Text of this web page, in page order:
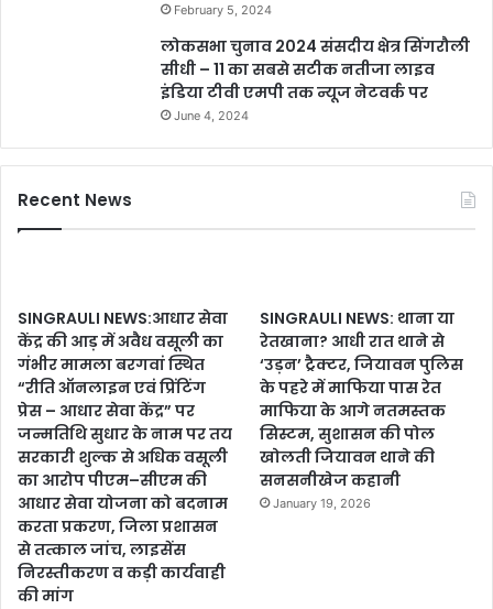
February 5, 2024
लोकसभा चुनाव 2024 संसदीय क्षेत्र सिंगरौली
सीधी – 11 का सबसे सटीक नतीजा लाइव
इंडिया टीवी एमपी तक न्यूज नेटवर्क पर
June 4, 2024
Recent News
SINGRAULI NEWS:आधार सेवा
केंद्र की आड़ में अवैध वसूली का
गंभीर मामला बरगवां स्थित
“रीति ऑनलाइन एवं प्रिंटिंग
प्रेस – आधार सेवा केंद्र” पर
जन्मतिथि सुधार के नाम पर तय
सरकारी शुल्क से अधिक वसूली
का आरोप पीएम–सीएम की
आधार सेवा योजना को बदनाम
करता प्रकरण, जिला प्रशासन
से तत्काल जांच, लाइसेंस
निरस्तीकरण व कड़ी कार्यवाही
की मांग
SINGRAULI NEWS: थाना या
रेतखाना? आधी रात थाने से
‘उड़न’ ट्रैक्टर, जियावन पुलिस
के पहरे में माफिया पास रेत
माफिया के आगे नतमस्तक
सिस्टम, सुशासन की पोल
खोलती जियावन थाने की
सनसनीखेज कहानी
January 19, 2026